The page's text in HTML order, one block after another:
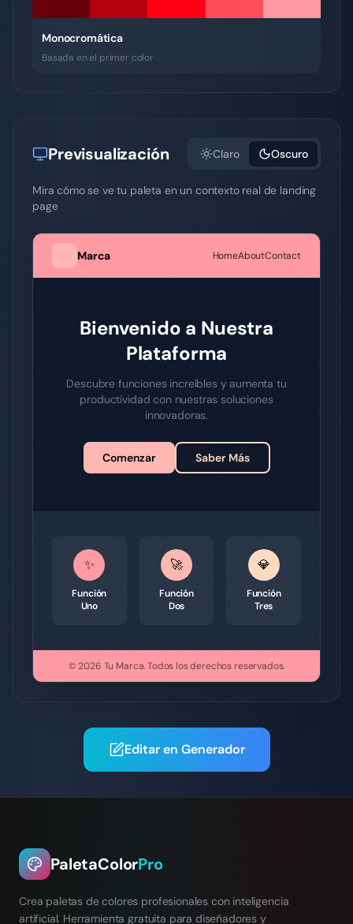
Monocromática
Basada en el primer color
Previsualización Claro Oscuro
Mira cómo se ve tu paleta en un contexto real de landing
page
Marca HomeAboutContact
Bienvenido a Nuestra
Plataforma
Descubre funciones increíbles y aumenta tu
productividad con nuestras soluciones
innovadoras.
Comenzar Saber Más
✨
Función
Uno
🚀
Función
Dos
💎
Función
Tres
© 2026 Tu Marca.Todos los derechos reservados.
Editar en Generador
PaletaColorPro
Crea paletas de colores profesionales con inteligencia
artificial. Herramienta gratuita para diseñadores y